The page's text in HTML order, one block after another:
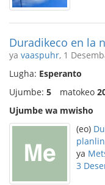
Duradikeco en la
ya vaaspuhr, 1
Lugha: Esperanto
Ujumbe: 5 matokeo
Ujumbe wa mwisho
(eo)
ya
3